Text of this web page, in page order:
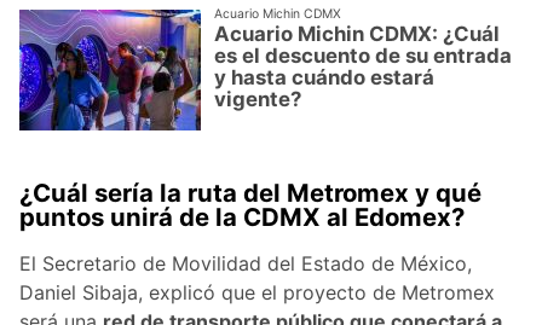
Acuario Michin CDMX
Acuario Michin CDMX: ¿Cuál
es el descuento de su entrada
y hasta cuándo estará
vigente?
¿Cuál sería la ruta del Metromex y qué
puntos unirá de la CDMX al Edomex?
El Secretario de Movilidad del Estado de México,
Daniel Sibaja, explicó que el proyecto de Metromex